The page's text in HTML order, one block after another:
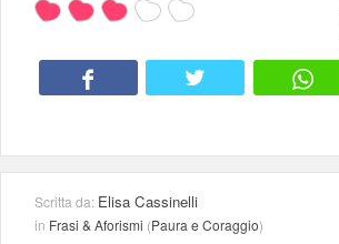
Scritta da: Elisa Cassinelli
in Frasi & Aforismi (Paura e Coraggio)